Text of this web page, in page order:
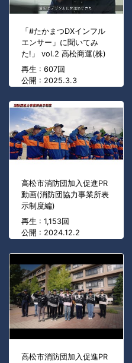
「#たかまつDXインフル
エンサー」に聞いてみ
た!」 vol.2 高松商運(株)
再生 : 607回
公開 : 2025.3.3
高松市消防団加入促進PR
動画(消防団協力事業所表
示制度編)
再生 : 1,153回
公開 : 2024.12.2
高松市消防団加入促進PR